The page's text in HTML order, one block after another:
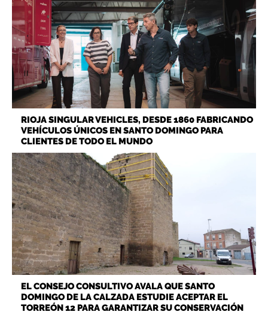
RIOJA SINGULAR VEHICLES, DESDE 1860 FABRICANDO
VEHÍCULOS ÚNICOS EN SANTO DOMINGO PARA
CLIENTES DE TODO EL MUNDO
EL CONSEJO CONSULTIVO AVALA QUE SANTO
DOMINGO DE LA CALZADA ESTUDIE ACEPTAR EL
TORREÓN 12 PARA GARANTIZAR SU CONSERVACIÓN